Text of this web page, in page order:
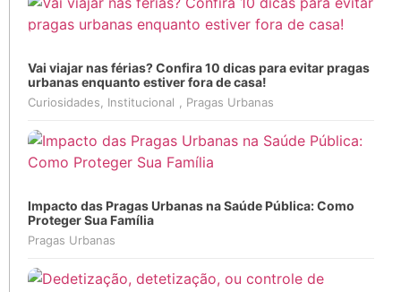
Vai viajar nas férias? Confira 10 dicas para evitar pragas
urbanas enquanto estiver fora de casa!
Curiosidades Institucional Pragas Urbanas
Impacto das Pragas Urbanas na Saúde Pública: Como
Proteger Sua Família
Pragas Urbanas